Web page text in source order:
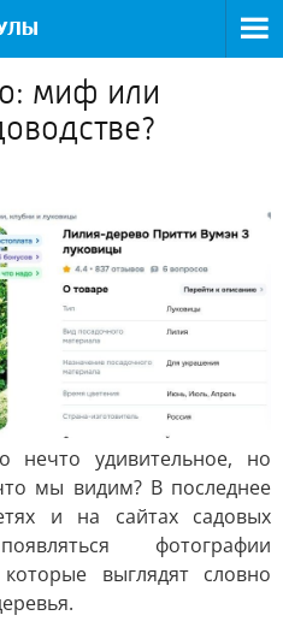
миф или
удивительное, но
мы видим? В последнее
и на сайтах садовых
фотографии
выглядят словно